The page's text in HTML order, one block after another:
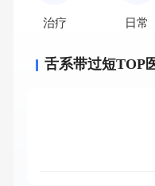
治疗 日常
舌系带过短TOP